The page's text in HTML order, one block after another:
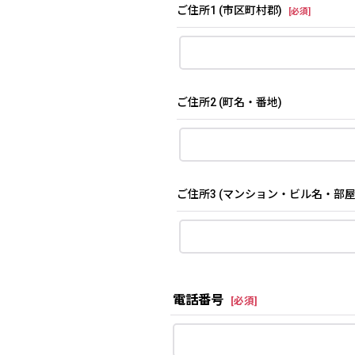
ご住所1 (市区町村郡) 必須]
ご住所2 (町名・番地)
ご住所3 (マンション・ビル名・部
電話番号 [必須]